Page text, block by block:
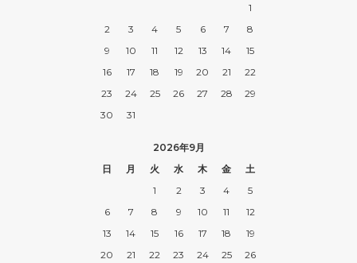
1
2
3 4 5 6 7
8
9
10 11 12 13 14
15
16
17 18 19 20 21
22
23
24 25 26 27 28
29
30
31
2026年9月
日
月 火 水 木 金
土
1
2 3 4
5
6
7 8 9 10 11
12
13
14 15 16 17 18
19
20
21 22 23 24 25
26